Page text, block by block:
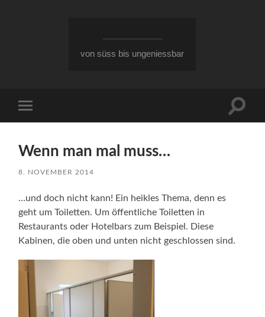
von süss bis ungeniessbar
Menü
Wenn man mal muss…
8. NOVEMBER 2014
…und doch nicht kann! Ein heikles Thema, denn es
geht um Toiletten. Um öffentliche Toiletten in
Restaurants oder Hotelbars zum Beispiel. Diese
Kabinen, die oben und unten nicht geschlossen sind.